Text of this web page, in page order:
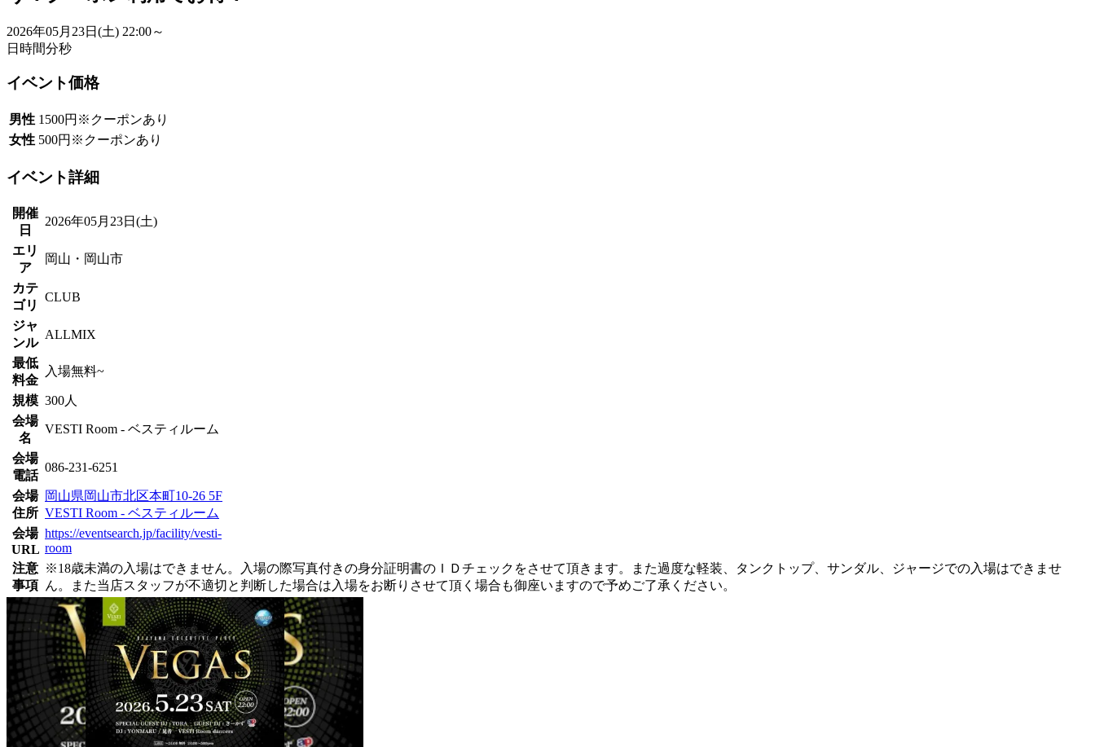
2026年05月23日(土) 22:00～
日 時間分秒
イベント価格
男性 1500円※クーポンあり
女性 500円※クーポンあり
イベント詳細
開催
日
2026年05月23日(土)
エリ
ア
岡山・岡山市
カテ
ゴリ
CLUB
ジャ
ンル
ALLMIX
最低
料金
入場無料~
規模 300人
会場
名
VESTI Room - ベスティルーム
会場
電話
086-231-6251
会場
住所
岡山県岡山市北区本町10-26 5F
VESTI Room - ベスティルーム
会場
URL
https://eventsearch.jp/facility/vesti-
room
注意
事項
※18歳未満の入場はできません。入場の際写真付きの身分証明書のＩＤチェックをさせて頂きます。また過度な軽装、タンクトップ、サンダル、ジャージでの入場はできませ
ん。また当店スタッフが不適切と判断した場合は入場をお断りさせて頂く場合も御座いますので予めご了承ください。